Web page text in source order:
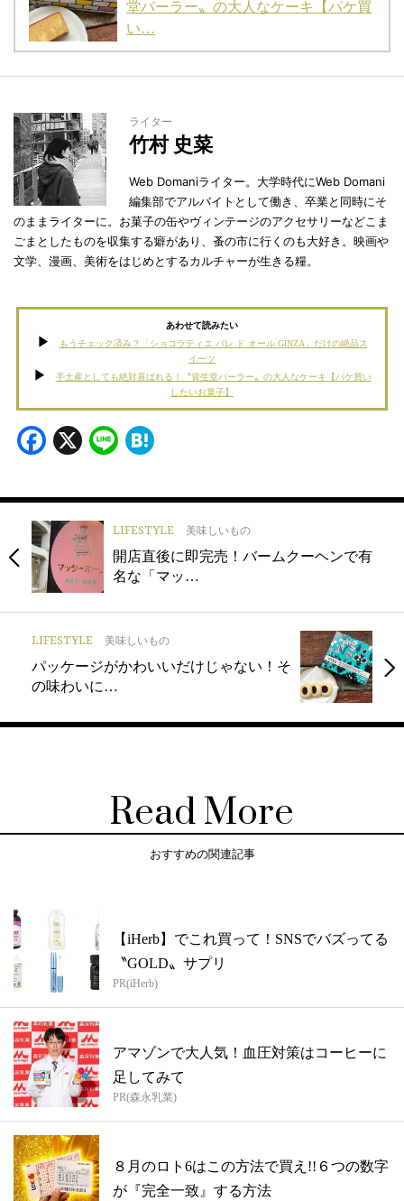
堂パーラー〟の大人なケーキ【パケ買
い…
ライター
竹村 史菜
Web Domaniライター。大学時代にWeb Domani
編集部でアルバイトとして働き、卒業と同時にそ
のままライターに。お菓子の缶やヴィンテージのアクセサリーなどこま
ごまとしたものを収集する癖があり、蚤の市に行くのも大好き。映画や
文学、漫画、美術をはじめとするカルチャーが生きる糧。
あわせて読みたい
もうチェック済み？「ショコラティエ パレ ド オール GINZA」だけの絶品ス
イーツ
手土産としても絶対喜ばれる！〝資生堂パーラー〟の大人なケーキ【パケ買い
したいお菓子】
Facebook
X Line
LIFESTYLE 美味しいもの
開店直後に即完売！バームクーヘンで有
名な「マッ…
LIFESTYLE 美味しいもの
パッケージがかわいいだけじゃない！そ
の味わいに…
Read More
おすすめの関連記事
【iHerb】でこれ買って！SNSでバズってる
〝GOLD〟サプリ
PR(iHerb)
アマゾンで大人気！血圧対策はコーヒーに
足してみて
PR(森永乳業)
８月のロト6はこの方法で買え!!６つの数字
が『完全一致』する方法